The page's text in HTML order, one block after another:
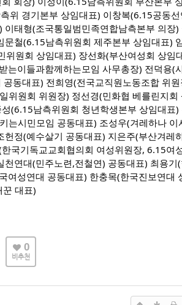
위 경기본부 상임대표) 이창복(6.15공동
태형(조국통일범민족연합남측본부 의장)
철(6.15남측위원회 제주본부 상임대표)
원회 상임대표) 장선화(부산여성회 상임
는이들과함께하는모임 사무총장) 전덕용(
동대표) 전희영(전국교직원노동조합 위
위원회 위원장) 정선경(민화협 베를린지회
(6.15남측위원회 청년학생본부 상임대표
는시민모임 공동대표) 조성우(겨레하나 이
정(예수살기 공동대표) 지은주(부산겨레
국기독교교회협의회 여성위원장, 6.15여
연대(민주노련,전철연) 공동대표) 최용기
여성연대 공동대표) 한충목(한국진보연대
대표)
0
비추천